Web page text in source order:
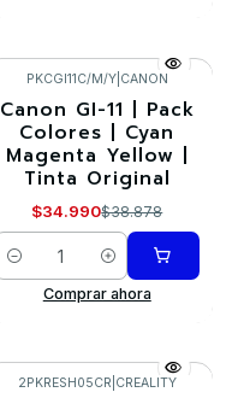
-10%
PKCGI11C/M/Y| CANON
Canon GI-11 | Pack
Colores | Cyan
Magenta Yellow |
Tinta Original
$34.990$38.878
Cantidad
Comprar ahora
2PKRESH05CR CREALITY